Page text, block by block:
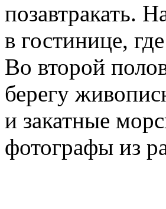
позавтракать.
в гостинице,
Во второй
берегу
и закатные
фотографы из